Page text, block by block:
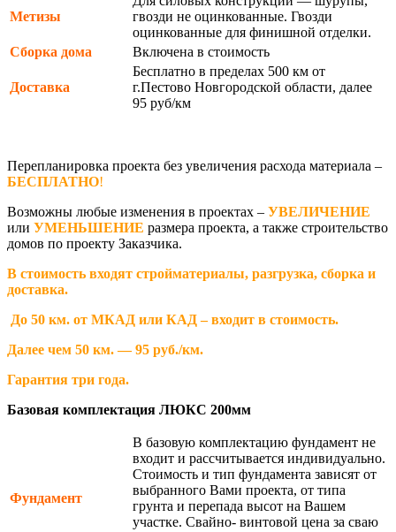
Метизы
гвозди не оцинкованные. Гвозди
оцинкованные для финишной отделки.
Сборка дома
Включена в стоимость
Доставка
Бесплатно в пределах 500 км от
г.Пестово Новгородской области, далее
95 руб/км
Перепланировка проекта без увеличения расхода материала –
БЕСПЛАТНО!
Возможны любые изменения в проектах – УВЕЛИЧЕНИЕ
или УМЕНЬШЕНИЕ размера проекта, а также строительство
домов по проекту Заказчика.
В стоимость входят стройматериалы, разгрузка, сборка и
доставка.
До 50 км. от МКАД или КАД – входит в стоимость.
Далее чем 50 км. — 95 руб./км.
Гарантия три года.
Базовая комплектация ЛЮКС 200мм
Фундамент
В базовую комплектацию фундамент не
входит и рассчитывается индивидуально.
Стоимость и тип фундамента зависят от
выбранного Вами проекта, от типа
грунта и перепада высот на Вашем
участке. Свайно- винтовой цена за сваю